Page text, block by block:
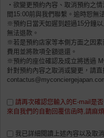
・欲變更預約內容、取消預約之
間15:00前與我們聯繫。逾時恕無
※預約日當天如遲到超過15分鐘
無法退款。
※若是預約店家等本側方面之因
費用並將款項全額退還。
※預約的座位確認及成立將透過
針對預約內容之取消或變更，請直
請再次確認您輸入的E-mail是
來自我們的自動回覆信函時,請麻
我已詳細閱讀上述內容以及取